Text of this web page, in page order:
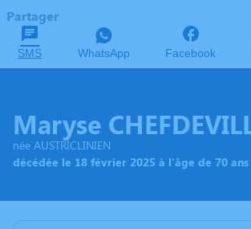
Partager
SMS WhatsApp Facebook
Maryse
née AUSTRICLINIEN
décédée le 18 février 2025 à l'âge de 70 ans